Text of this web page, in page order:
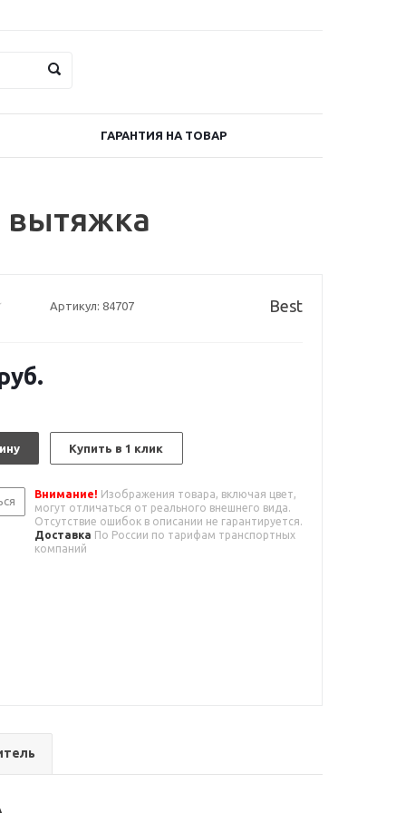
ГАРАНТИЯ НА ТОВАР
вытяжка
Артикул: 84707 Best
Купить в 1 клик
Внимание! Изображения товара, включая цвет,
могут отличаться от реального внешнего вида.
Отсутствие ошибок в описании не гарантируется.
Доставка По России по тарифам транспортных
компаний